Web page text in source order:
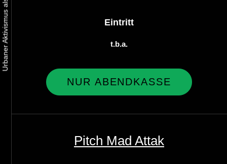
Eintritt
t.b.a.
NUR ABENDKASSE
Pitch Mad Attak